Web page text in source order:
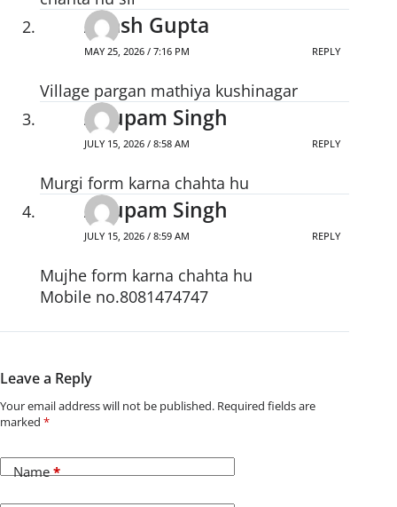
Akash Gupta
MAY 25, 2026 / 7:16 PM REPLY
Village pargan mathiya kushinagar
Anupam Singh
JULY 15, 2026 / 8:58 AM REPLY
Murgi form karna chahta hu
Anupam Singh
JULY 15, 2026 / 8:59 AM REPLY
Mujhe form karna chahta hu
Mobile no.8081474747
Leave a Reply
Your email address will not be published. Required fields are
marked *
Name*